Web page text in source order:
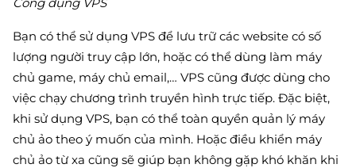
Bạn có thể sử dụng VPS để lưu trữ các website có số
lượng người truy cập lớn, hoặc có thể dùng làm máy
chủ game, máy chủ email,… VPS cũng được dùng cho
việc chạy chương trình truyền hình trực tiếp. Đặc biệt,
khi sử dụng VPS, bạn có thể toàn quyền quản lý máy
chủ ảo theo ý muốn của mình. Hoặc điều khiển máy
chủ ảo từ xa cũng sẽ giúp bạn không gặp khó khăn khi